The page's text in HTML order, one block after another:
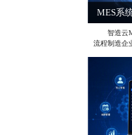
智造云
流程制造企
工序报工、
管理。通过
决工厂信息
追溯，助